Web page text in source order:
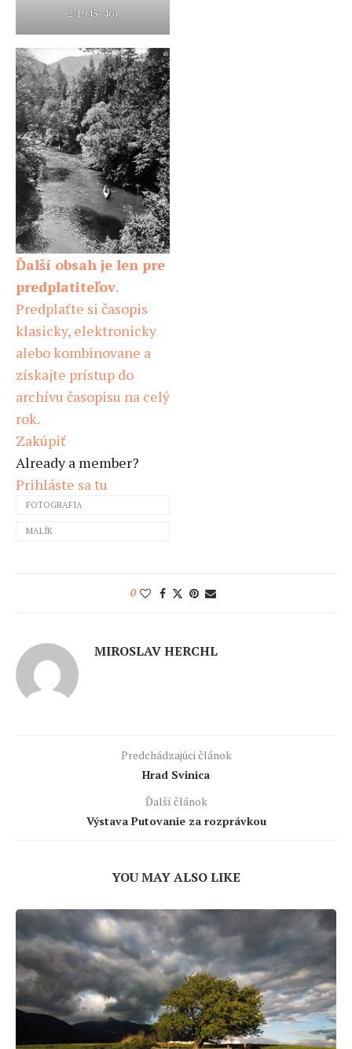
2/1945-46)
Ďalší obsah je len pre
predplatiteľov.
Predplaťte si časopis
klasicky, elektronicky
alebo kombinovane a
získajte prístup do
archívu časopisu na celý
rok.
Zakúpiť
Already a member?
Prihláste sa tu
FOTOGRAFIA
MALÍK
0
MIROSLAV HERCHL
Predchádzajúci článok
Hrad Svinica
Ďalší článok
Výstava Putovanie za rozprávkou
YOU MAY ALSO LIKE